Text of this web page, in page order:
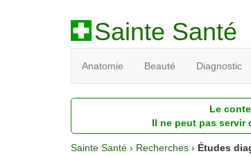
Sainte Santé
Anatomie Beauté Diagnostic
Le
Il ne peut pas servir
Sainte Santé › Recherches › Études